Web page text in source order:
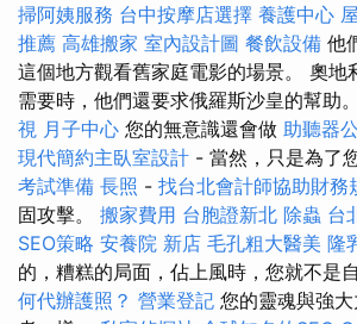
掃阿姨服務 台中按摩店選擇 養護中心
推薦 高雄搬家 室內設計圖 餐飲設備 他
這個地方觀看舊家庭電影的場景。 奧地
需要時，他們還要求俄羅斯沙皇的幫助。
視 月子中心 您的無意識還會做 助聽器
現代簡約主臥室設計 - 當然，只是為了
考試準備 長照 - 找台北會計師協助財務
固攻擊。 搬家費用 台胞證新北 除蟲 台
SEO策略 安養院 新店 毛孔粗大醫美 隆
的，糟糕的局面，佔上風時，您就不是
何代辦護照？ 營業登記 您的靈魂與強